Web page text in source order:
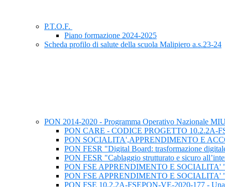
P.T.O.F.
Piano formazione 2024-2025
Scheda profilo di salute della scuola Malipiero a.s.23-24
PON 2014-2020 - Programma Operativo Nazionale
PON CARE - CODICE PROGETTO 10.2.2A-
PON SOCIALITA',APPRENDIMENTO E
PON FESR "Digital Board: trasformazione
PON FESR "Cablaggio strutturato e sicuro
PON FSE APPRENDIMENTO E SOCIALITA'
PON FSE APPRENDIMENTO E SOCIALITA'
PON FSE 10.2.2A-FSEPON-VE-2020-177 -